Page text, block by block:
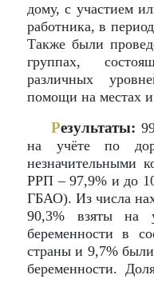
дому, с участием
работника, в
Также были
группах,
различных
помощи на местах
Результаты:
на учёте по
незначительными
РРП – 97,9% и до
ГБАО). Из числа
90,3% взяты на
беременности в
страны и 9,7%
беременности.